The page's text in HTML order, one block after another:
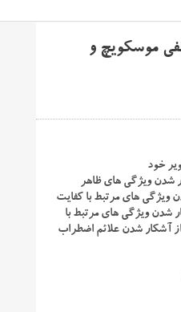
موسکویچ و
خود
شدن ویژگی های ظاهر
ویژگی های مرتبط با کفایت
آشکار شدن ویژگی های مرتبط با